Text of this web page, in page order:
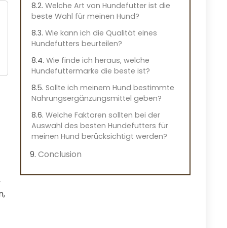
Welche Art von Hundefutter ist die
beste Wahl für meinen Hund?
Wie kann ich die Qualität eines
Hundefutters beurteilen?
Wie finde ich heraus, welche
Hundefuttermarke die beste ist?
Sollte ich meinem Hund bestimmte
Nahrungsergänzungsmittel geben?
Welche Faktoren sollten bei der
Auswahl des besten Hundefutters für
meinen Hund berücksichtigt werden?
Conclusion